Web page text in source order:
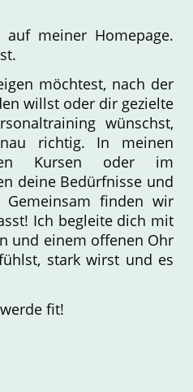
meiner Homepage.
möchtest, nach der
willst oder dir gezielte
wünschst,
richtig. In meinen
Kursen oder im
deine Bedürfnisse und
finden wir
Ich begleite dich mit
und einem offenen Ohr
stark wirst und es
fit!